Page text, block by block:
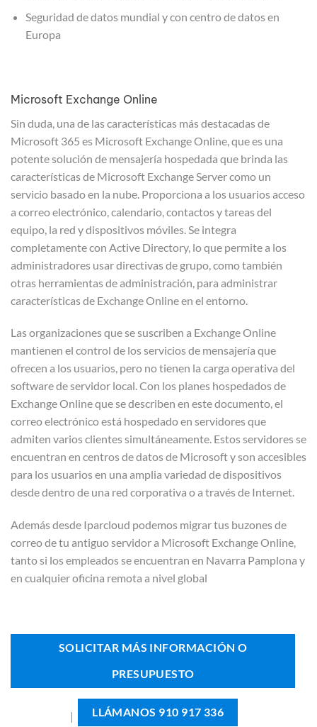
Seguridad de datos mundial y con centro de datos en
Europa
Microsoft Exchange Online
Sin duda, una de las características más destacadas de
Microsoft 365 es Microsoft Exchange Online, que es una
potente solución de mensajería hospedada que brinda las
características de Microsoft Exchange Server como un
servicio basado en la nube. Proporciona a los usuarios acceso
a correo electrónico, calendario, contactos y tareas del
equipo, la red y dispositivos móviles. Se integra
completamente con Active Directory, lo que permite a los
administradores usar directivas de grupo, como también
otras herramientas de administración, para administrar
características de Exchange Online en el entorno.
Las organizaciones que se suscriben a Exchange Online
mantienen el control de los servicios de mensajería que
ofrecen a los usuarios, pero no tienen la carga operativa del
software de servidor local. Con los planes hospedados de
Exchange Online que se describen en este documento, el
correo electrónico está hospedado en servidores que
admiten varios clientes simultáneamente. Estos servidores se
encuentran en centros de datos de Microsoft y son accesibles
para los usuarios en una amplia variedad de dispositivos
desde dentro de una red corporativa o a través de Internet.
Además desde Iparcloud podemos migrar tus buzones de
correo de tu antiguo servidor a Microsoft Exchange Online,
tanto si los empleados se encuentran en Navarra Pamplona y
en cualquier oficina remota a nivel global
SOLICITAR MÁS INFORMACIÓN O
PRESUPUESTO
| LLÁMANOS 910 917 336